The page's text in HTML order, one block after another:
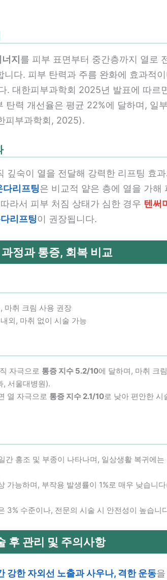
지를 피부 표면부터 중간층까지 열로
니다. 피부 탄력과 주름 완화에 효과적
. 대한피부과학회 2025년 발표에 따르
탄력 개선율은 평균 22%에 달하며, 일
피부과학회, 2025).
깊숙이 열을 전달해 강력한 리프팅 효
다리프팅은 비교적 얕은 층에 열을 가해
라서 피부 처짐 상태가 심한 경우 텐써
리프팅이 권장됩니다.
정과 통증, 회복 비교
마취 크림 사용 권장
외, 마취 없이 시술 가능
자극으로 통증 지수 5.2/10에 달하며, 마취 크
, 서울대병원).
열 자극으로 통증 지수 2.1/10로 낮아 편안한 시
간 홍조 및 부종이 나타나며, 일상생활 복귀에는
가능하며, 부작용 발생률이 1%로 매우 낮습니
3% 수준이나, 전문의 시술 시 안전성이 높습니
후 관리 및 주의사항
강한 자외선 노출과 사우나, 격한 운동